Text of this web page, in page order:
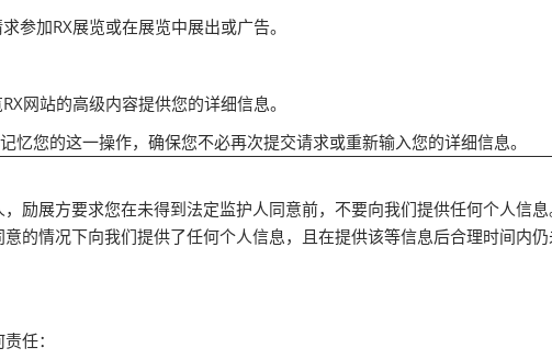
参加RX展览或在展览中展出或广告。
网站的高级内容提供您的详细信息。
忆您的这一操作，确保您不必再次提交请求或重新输入您的详细信息。
励展方要求您在未得到法定监护人同意前，不要向我们提供任何个人信
的情况下向我们提供了任何个人信息，且在提供该等信息后合理时间内
任：